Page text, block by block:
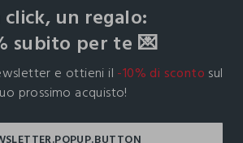
click, un regalo:
subito per te 💌
e ottieni il -10% di sconto sul
prossimo acquisto!